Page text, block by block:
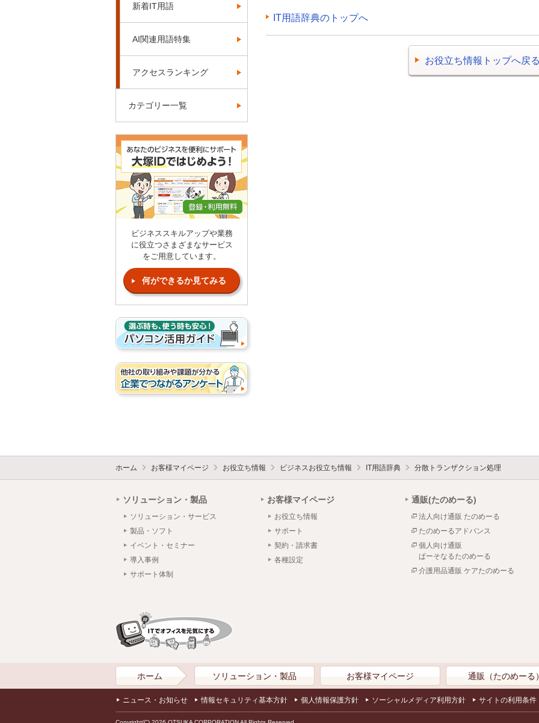
IT用語辞典のトップへ
お役立ち情報トップへ戻
新着IT用語
AI関連用語特集
アクセスランキング
カテゴリー一覧
ビジネススキルアップや業務
に役立つさまざまなサービス
をご用意しています。
何ができるか見てみる
ホーム お客様マイページ お役立ち情報 ビジネスお役立ち情報 IT用語辞典 分散トランザクション処理
ソリューション・製品
ソリューション・サービス
製品・ソフト
イベント・セミナー
導入事例
サポート体制
お客様マイページ
お役立ち情報
サポート
契約・請求書
各種設定
通販(たのめーる)
法人向け通販 たのめーる
たのめーるアドバンス
個人向け通販
ぱーそなるたのめーる
介護用品通販 ケアたのめーる
ホーム ソリューション・製品 お客様マイページ 通販（たのめーる
ニュース・お知らせ 情報セキュリティ基本方針 個人情報保護方針 ソーシャルメディア利用方針 サイトの利用条件